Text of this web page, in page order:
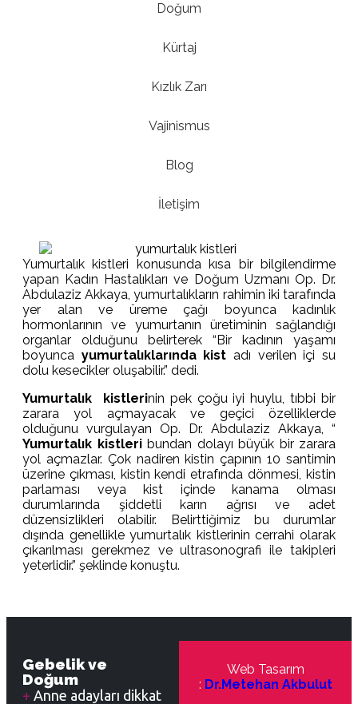
Doğum
Kürtaj
Kızlık Zarı
Vajinismus
Blog
İletişim
Yumurtalık kistleri konusunda kısa bir bilgilendirme
yapan Kadın Hastalıkları ve Doğum Uzmanı Op. Dr.
Abdulaziz Akkaya, yumurtalıkların rahimin iki tarafında
yer alan ve üreme çağı boyunca kadınlık
hormonlarının ve yumurtanın üretiminin sağlandığı
organlar olduğunu belirterek “Bir kadının yaşamı
boyunca yumurtalıklarında kist adı verilen içi su
dolu kesecikler oluşabilir.” dedi.
Yumurtalık kistlerinin pek çoğu iyi huylu, tıbbi bir
zarara yol açmayacak ve geçici özelliklerde
olduğunu vurgulayan Op. Dr. Abdulaziz Akkaya, “
Yumurtalık kistleribundan dolayı büyük bir zarara
yol açmazlar. Çok nadiren kistin çapının 10 santimin
üzerine çıkması, kistin kendi etrafında dönmesi, kistin
parlaması veya kist içinde kanama olması
durumlarında şiddetli karın ağrısı ve adet
düzensizlikleri olabilir. Belirttiğimiz bu durumlar
dışında genellikle yumurtalık kistlerinin cerrahi olarak
çıkarılması gerekmez ve ultrasonografi ile takipleri
yeterlidir.” şeklinde konuştu.
Gebelik ve
Doğum
Anne adayları dikkat
Web Tasarım
: Dr.Metehan Akbulut